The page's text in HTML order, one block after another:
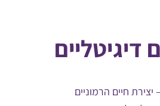
דיגיטליים
יצירת חיים הרמוניים